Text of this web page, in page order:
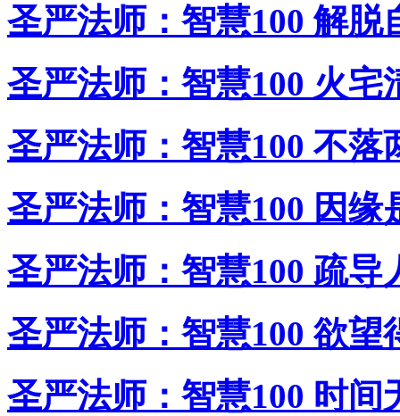
圣严法师：智慧100 解脱
圣严法师：智慧100 火宅
圣严法师：智慧100 不落
圣严法师：智慧100 因缘
圣严法师：智慧100 疏导
圣严法师：智慧100 欲望
圣严法师：智慧100 时间